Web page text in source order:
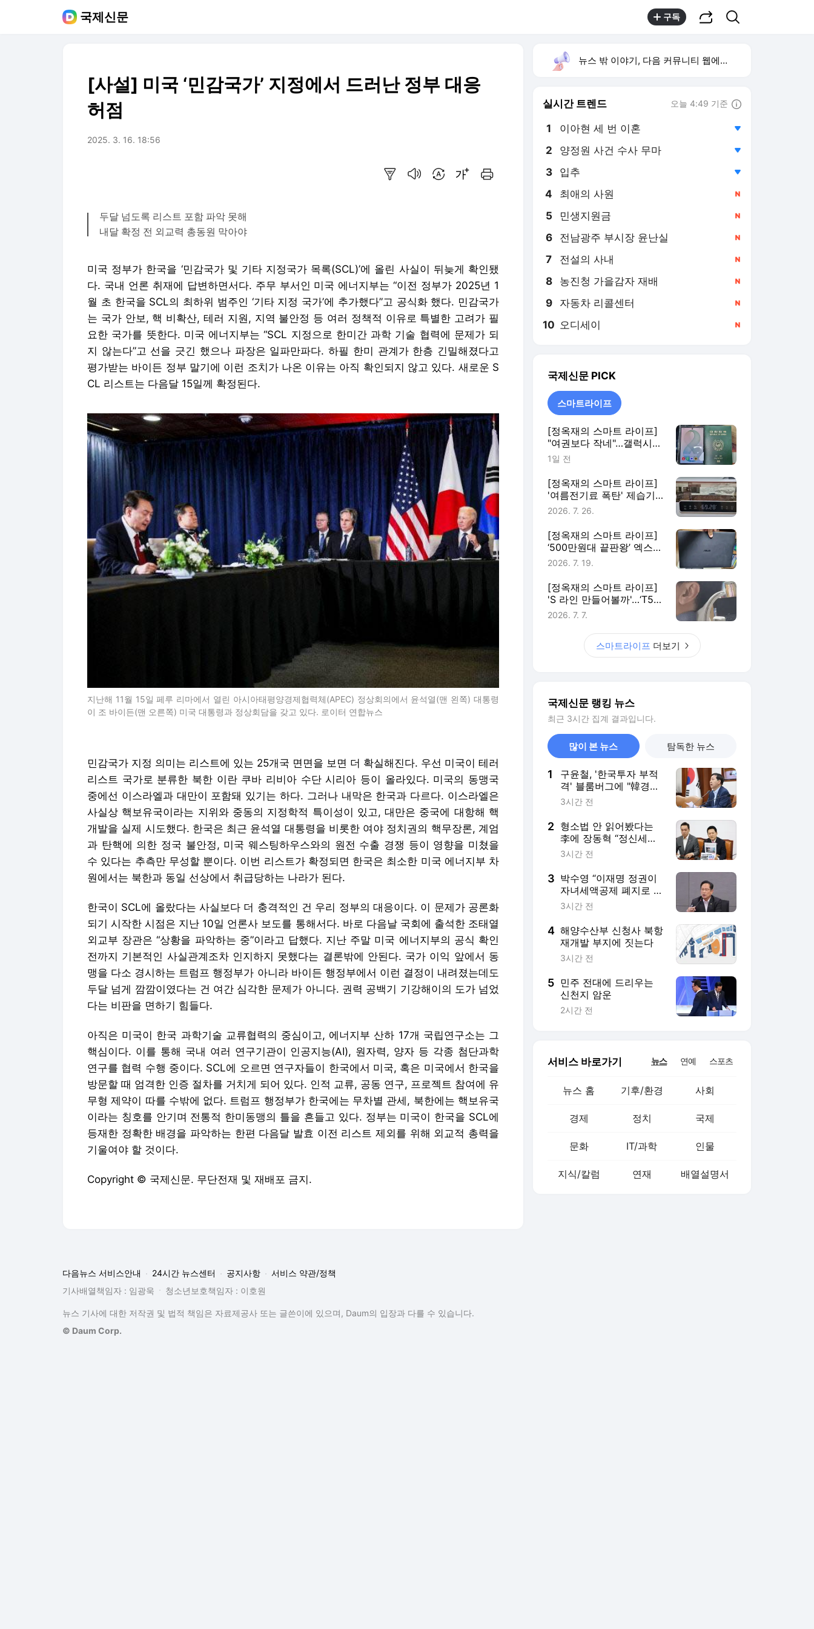
국제신문 구독
[사설] 미국 ‘민감국가’ 지정에서 드러난 정부 대응
허점
2025. 3. 16. 18:56
두달 넘도록 리스트 포함 파악 못해
내달 확정 전 외교력 총동원 막아야
미국 정부가 한국을 ‘민감국가 및 기타 지정국가 목록(SCL)’에 올린 사실이 뒤늦게 확인됐
다. 국내 언론 취재에 답변하면서다. 주무 부서인 미국 에너지부는 “이전 정부가 2025년 1
월 초 한국을 SCL의 최하위 범주인 ‘기타 지정 국가’에 추가했다”고 공식화 했다. 민감국가
는 국가 안보, 핵 비확산, 테러 지원, 지역 불안정 등 여러 정책적 이유로 특별한 고려가 필
요한 국가를 뜻한다. 미국 에너지부는 “SCL 지정으로 한미간 과학 기술 협력에 문제가 되
지 않는다”고 선을 긋긴 했으나 파장은 일파만파다. 하필 한미 관계가 한층 긴밀해졌다고
평가받는 바이든 정부 말기에 이런 조치가 나온 이유는 아직 확인되지 않고 있다. 새로운 S
CL 리스트는 다음달 15일께 확정된다.
지난해 11월 15일 페루 리마에서 열린 아시아태평양경제협력체(APEC) 정상회의에서 윤석열(맨 왼쪽) 대통령
이 조 바이든(맨 오른쪽) 미국 대통령과 정상회담을 갖고 있다. 로이터 연합뉴스
민감국가 지정 의미는 리스트에 있는 25개국 면면을 보면 더 확실해진다. 우선 미국이 테러
리스트 국가로 분류한 북한 이란 쿠바 리비아 수단 시리아 등이 올라있다. 미국의 동맹국
중에선 이스라엘과 대만이 포함돼 있기는 하다. 그러나 내막은 한국과 다르다. 이스라엘은
사실상 핵보유국이라는 지위와 중동의 지정학적 특이성이 있고, 대만은 중국에 대항해 핵
개발을 실제 시도했다. 한국은 최근 윤석열 대통령을 비롯한 여야 정치권의 핵무장론, 계엄
과 탄핵에 의한 정국 불안정, 미국 웨스팅하우스와의 원전 수출 경쟁 등이 영향을 미쳤을
수 있다는 추측만 무성할 뿐이다. 이번 리스트가 확정되면 한국은 최소한 미국 에너지부 차
원에서는 북한과 동일 선상에서 취급당하는 나라가 된다.
한국이 SCL에 올랐다는 사실보다 더 충격적인 건 우리 정부의 대응이다. 이 문제가 공론화
되기 시작한 시점은 지난 10일 언론사 보도를 통해서다. 바로 다음날 국회에 출석한 조태열
외교부 장관은 “상황을 파악하는 중”이라고 답했다. 지난 주말 미국 에너지부의 공식 확인
전까지 기본적인 사실관계조차 인지하지 못했다는 결론밖에 안된다. 국가 이익 앞에서 동
맹을 다소 경시하는 트럼프 행정부가 아니라 바이든 행정부에서 이런 결정이 내려졌는데도
두달 넘게 깜깜이였다는 건 여간 심각한 문제가 아니다. 권력 공백기 기강해이의 도가 넘었
다는 비판을 면하기 힘들다.
아직은 미국이 한국 과학기술 교류협력의 중심이고, 에너지부 산하 17개 국립연구소는 그
핵심이다. 이를 통해 국내 여러 연구기관이 인공지능(AI), 원자력, 양자 등 각종 첨단과학
연구를 협력 수행 중이다. SCL에 오르면 연구자들이 한국에서 미국, 혹은 미국에서 한국을
방문할 때 엄격한 인증 절차를 거치게 되어 있다. 인적 교류, 공동 연구, 프로젝트 참여에 유
무형 제약이 따를 수밖에 없다. 트럼프 행정부가 한국에는 무차별 관세, 북한에는 핵보유국
이라는 칭호를 안기며 전통적 한미동맹의 틀을 흔들고 있다. 정부는 미국이 한국을 SCL에
등재한 정확한 배경을 파악하는 한편 다음달 발효 이전 리스트 제외를 위해 외교적 총력을
기울여야 할 것이다.
Copyright © 국제신문. 무단전재 및 재배포 금지.
뉴스 밖 이야기, 다음 커뮤니티 웹에서 보기
실시간 트렌드 오늘 4:49 기준
1 이아현 세 번 이혼
2 양정원 사건 수사 무마
3 입추
4 최애의 사원
5 민생지원금
6 전남광주 부시장 윤난실
7 전설의 사내
8 농진청 가을감자 재배
9 자동차 리콜센터
10 오디세이
국제신문 PICK
스마트라이프
[정옥재의 스마트 라이프]
"여권보다 작네"…갤럭시
Z8 폴드 써보니
1일 전
[정옥재의 스마트 라이프]
'여름전기료 폭탄' 제습기
로 막아볼까
2026. 7. 26.
[정옥재의 스마트 라이프]
‘500만원대 끝판왕’ 엑스퍼
트북 울트라, 20일 써보니
2026. 7. 19.
[정옥재의 스마트 라이프]
'S 라인 만들어볼까'…‘T50
에어 2세대’ 앉아보니
2026. 7. 7.
스마트라이프 더보기
국제신문 랭킹 뉴스
최근 3시간 집계 결과입니다.
많이 본 뉴스 탐독한 뉴스
1
구윤철, '한국투자 부적
격' 블룸버그에 "韓경제
어느 때보다 견실"
3시간 전
2 형소법 안 읽어봤다는
李에 장동혁 “정신세계
궁금”
3시간 전
3 박수영 “이재명 정권이
자녀세액공제 폐지로 국
민 고혈 짜내”
3시간 전
4 해양수산부 신청사 북항
재개발 부지에 짓는다
3시간 전
5 민주 전대에 드리우는
신천지 암운
2시간 전
서비스 바로가기 뉴스 연예 스포츠
뉴스 홈 기후/환경 사회
경제 정치 국제
문화 IT/과학 인물
지식/칼럼 연재 배열설명서
다음뉴스 서비스안내 24시간 뉴스센터 공지사항
서비스 약관/정책
기사배열책임자 : 임광욱
청소년보호책임자 : 이호원
뉴스 기사에 대한 저작권 및 법적 책임은 자료제공사 또는 글쓴이에 있으며, Daum의 입장과 다를 수 있습니다.
© Daum Corp.